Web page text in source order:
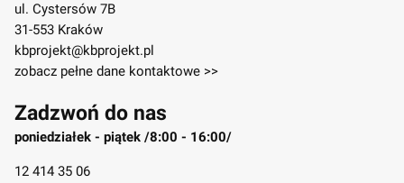
ul. Cystersów 7B
31-553 Kraków
kbprojekt@kbprojekt.pl
zobacz pełne dane kontaktowe >>
Zadzwoń do nas
poniedziałek - piątek /8:00 - 16:00/
12 414 35 06